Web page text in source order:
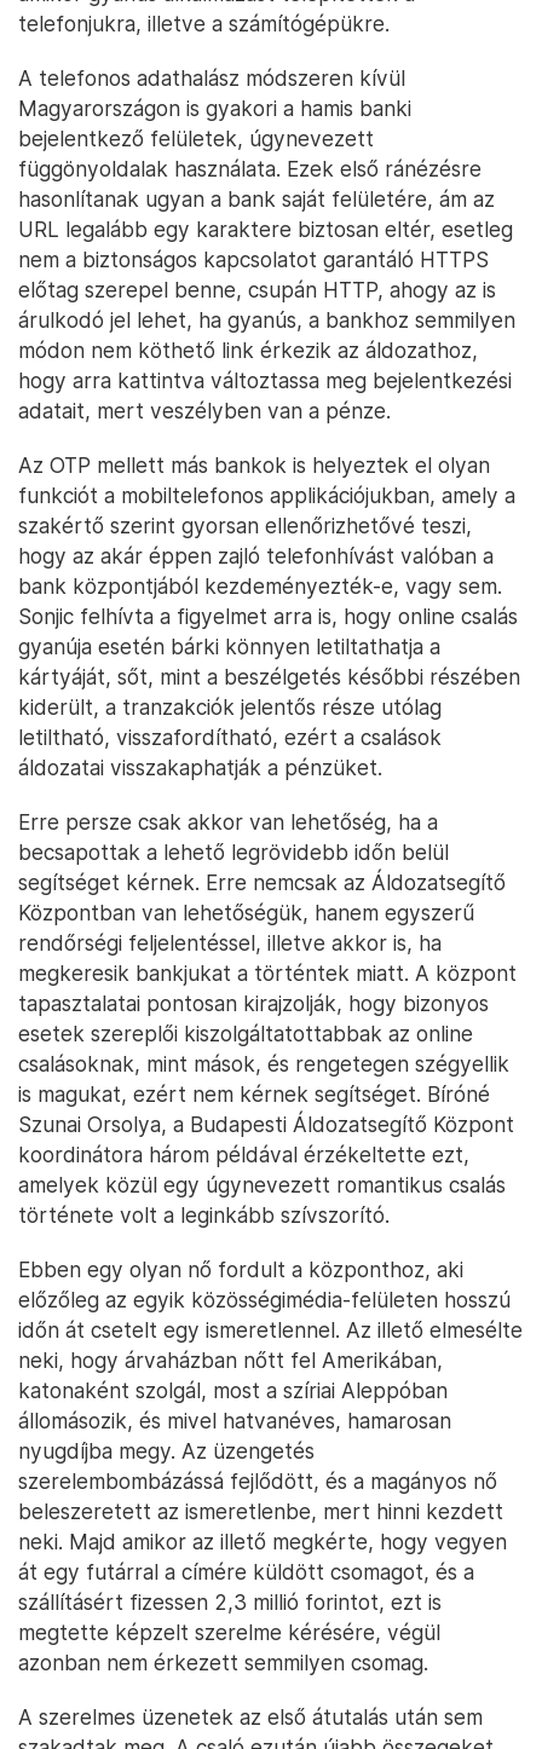
telefonjukra, illetve a számítógépükre.
A telefonos adathalász módszeren kívül
Magyarországon is gyakori a hamis banki
bejelentkező felületek, úgynevezett
függönyoldalak használata. Ezek első ránézésre
hasonlítanak ugyan a bank saját felületére, ám az
URL legalább egy karaktere biztosan eltér, esetleg
nem a biztonságos kapcsolatot garantáló HTTPS
előtag szerepel benne, csupán HTTP, ahogy az is
árulkodó jel lehet, ha gyanús, a bankhoz semmilyen
módon nem köthető link érkezik az áldozathoz,
hogy arra kattintva változtassa meg bejelentkezési
adatait, mert veszélyben van a pénze.
Az OTP mellett más bankok is helyeztek el olyan
funkciót a mobiltelefonos applikációjukban, amely a
szakértő szerint gyorsan ellenőrizhetővé teszi,
hogy az akár éppen zajló telefonhívást valóban a
bank központjából kezdeményezték-e, vagy sem.
Sonjic felhívta a figyelmet arra is, hogy online csalás
gyanúja esetén bárki könnyen letiltathatja a
kártyáját, sőt, mint a beszélgetés későbbi részében
kiderült, a tranzakciók jelentős része utólag
letiltható, visszafordítható, ezért a csalások
áldozatai visszakaphatják a pénzüket.
Erre persze csak akkor van lehetőség, ha a
becsapottak a lehető legrövidebb időn belül
segítséget kérnek. Erre nemcsak az Áldozatsegítő
Központban van lehetőségük, hanem egyszerű
rendőrségi feljelentéssel, illetve akkor is, ha
megkeresik bankjukat a történtek miatt. A központ
tapasztalatai pontosan kirajzolják, hogy bizonyos
esetek szereplői kiszolgáltatottabbak az online
csalásoknak, mint mások, és rengetegen szégyellik
is magukat, ezért nem kérnek segítséget. Bíróné
Szunai Orsolya, a Budapesti Áldozatsegítő Központ
koordinátora három példával érzékeltette ezt,
amelyek közül egy úgynevezett romantikus csalás
története volt a leginkább szívszorító.
Ebben egy olyan nő fordult a központhoz, aki
előzőleg az egyik közösségimédia-felületen hosszú
időn át csetelt egy ismeretlennel. Az illető elmesélte
neki, hogy árvaházban nőtt fel Amerikában,
katonaként szolgál, most a szíriai Aleppóban
állomásozik, és mivel hatvanéves, hamarosan
nyugdíjba megy. Az üzengetés
szerelembombázássá fejlődött, és a magányos nő
beleszeretett az ismeretlenbe, mert hinni kezdett
neki. Majd amikor az illető megkérte, hogy vegyen
át egy futárral a címére küldött csomagot, és a
szállításért fizessen 2,3 millió forintot, ezt is
megtette képzelt szerelme kérésére, végül
azonban nem érkezett semmilyen csomag.
A szerelmes üzenetek az első átutalás után sem